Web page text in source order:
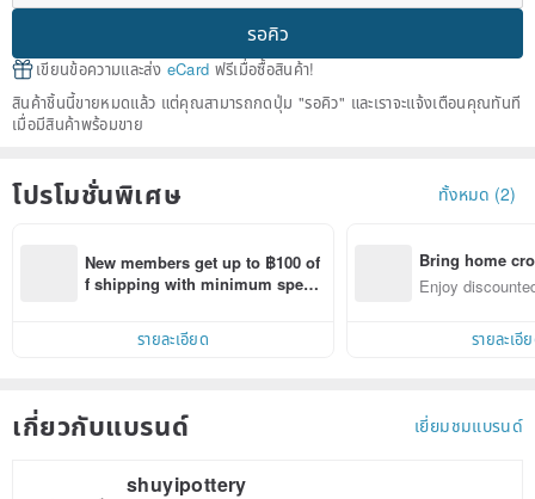
รอคิว
เขียนข้อความและส่ง eCard ฟรีเมื่อซื้อสินค้า!
สินค้าชิ้นนี้ขายหมดแล้ว แต่คุณสามารถกดปุ่ม "รอคิว" และเราจะแจ้งเตือนคุณทันที
เมื่อมีสินค้าพร้อมขาย
โปรโมชั่นพิเศษ ทั้งหมด (2)
New members get up to ฿100 of
f shipping with minimum spen
within 7 days!
รายละเอียด
Bring home
n with ease
Enjoy
รายละเอี
เกี่ยวกับแบรนด์ เยี่ยมชมแบรนด์
shuyipottery